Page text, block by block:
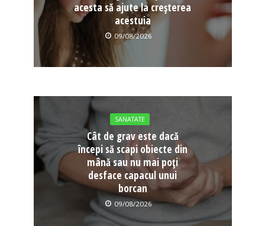
acesta să ajute la creșterea
acestuia
09/08/2026
SANATATE
Cât de grav este dacă
începi să scapi obiecte din
mână sau nu mai poți
desface capacul unui
borcan
09/08/2026